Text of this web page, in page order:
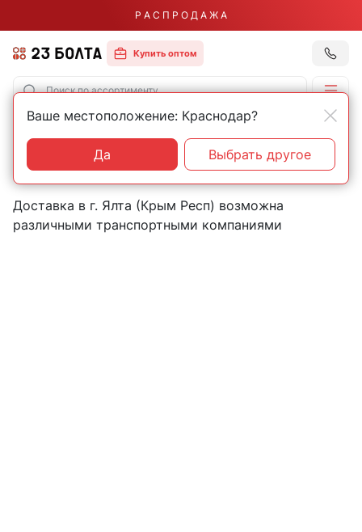
Р А С П Р О Д А Ж А
Купить оптом
Главная Контакты Ялта
Пункты выдачи товаров в
городе Ялта (Крым Респ)
Доставка в г. Ялта (Крым Респ) возможна
различными транспортными компаниями
Ваше местоположение: Краснодар?
Да Выбрать другое